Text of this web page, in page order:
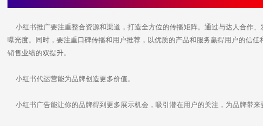
小红书推广要注重整合资源和渠道，打造全方位的传播矩阵。通过与达人合作
曝光度。同时，要注重口碑传播和用户推荐，以优质的产品和服务赢得用户的信
销售业绩的双提升。
小红书代运营能为品牌创造更多价值。
小红书广告能让你的品牌得到更多展示机会，吸引潜在用户的关注，为品牌带来